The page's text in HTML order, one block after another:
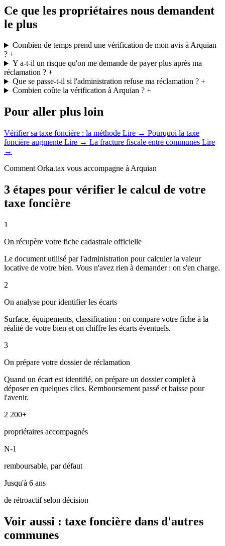
Ce que les propriétaires nous demandent
le plus
Combien de temps prend une vérification de mon avis à Arquian
? +
Y a-t-il un risque qu'on me demande de payer plus après ma
réclamation ? +
Que se passe-t-il si l'administration refuse ma réclamation ?+
Combien coûte la vérification à Arquian ?+
Pour aller plus loin
Vérifier sa taxe foncière : la méthode Lire → Pourquoi la taxe
foncière augmente Lire → La fracture fiscale entre communes Lire
→
Comment Orka.tax vous accompagne à Arquian
3 étapes pour vérifier le calcul de votre
taxe foncière
1
On récupère votre fiche cadastrale officielle
Le document utilisé par l'administration pour calculer la valeur
locative de votre bien. Vous n'avez rien à demander : on s'en charge.
2
On analyse pour identifier les écarts
Surface, équipements, classification : on compare votre fiche à la
réalité de votre bien et on chiffre les écarts éventuels.
3
On prépare votre dossier de réclamation
Quand un écart est identifié, on prépare un dossier complet à
déposer en quelques clics. Remboursement passé et baisse pour
l'avenir.
2 200+
propriétaires accompagnés
N-1
remboursable, par défaut
Jusqu'à 6 ans
de rétroactif selon décision
Voir aussi : taxe foncière dans d'autres
communes